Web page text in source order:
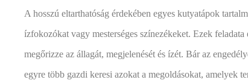
A hosszú eltarthatóság érdekében egyes kutyatápok
ízfokozókat vagy mesterséges színezékeket. Ezek
megőrizze az állagát, megjelenését és ízét. Bár az
egyre több gazdi keresi azokat a megoldásokat, amelyek